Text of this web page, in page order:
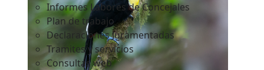
Informes Labores de Concejales
Plan de trabajo
Declaraciones Juramentadas
Tramites y servicios
Consultas web